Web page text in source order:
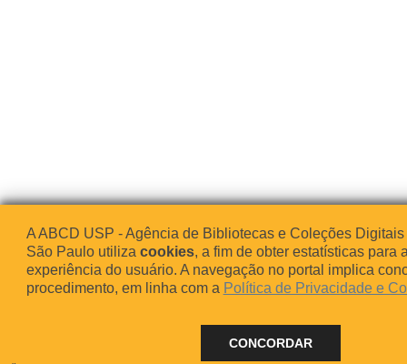
A ABCD USP - Agência de Bibliotecas e Coleções
São Paulo utiliza cookies, a fim de obter estatísticas para
experiência do usuário. A navegação no portal implica
procedimento, em linha com a Política de Privacidade e
CONCORDAR